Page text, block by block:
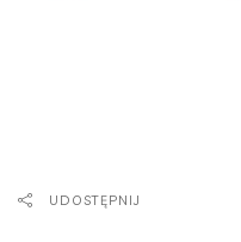
UDOSTĘPNIJ